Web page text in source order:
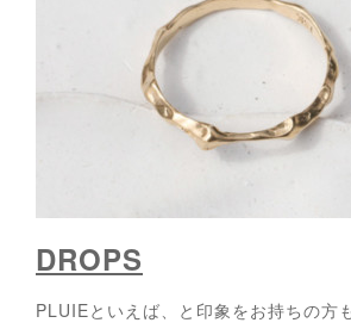
DROPS
PLUIEといえば、と印象をお持ちの方